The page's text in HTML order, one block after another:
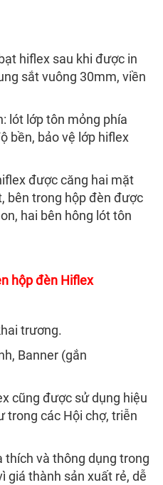
hiflex sau khi được in
sắt vuông 30mm, viền
lót lớp tôn mỏng phía
bền, bảo vệ lớp hiflex
được căng hai mặt
bên trong hộp đèn được
hai bên hông lót tôn
hộp đèn Hiflex
trương.
Banner (gắn
cũng được sử dụng hiệu
trong các Hội chợ, triễn
thích và thông dụng trong
giá thành sản xuất rẻ, dễ